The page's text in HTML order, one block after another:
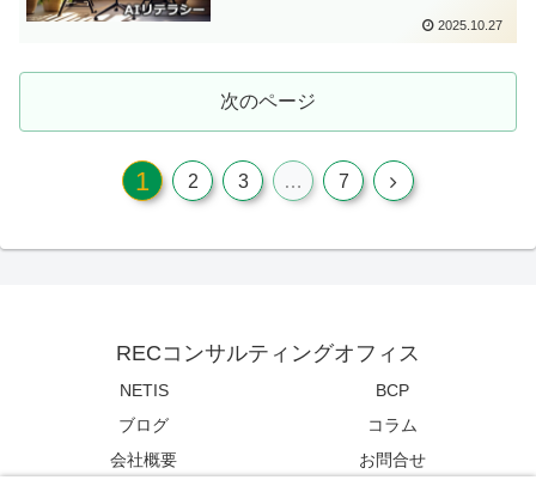
2025.10.27
次のページ
1 2 3 … 7
RECコンサルティングオフィス
NETIS
BCP
ブログ
コラム
会社概要
お問合せ